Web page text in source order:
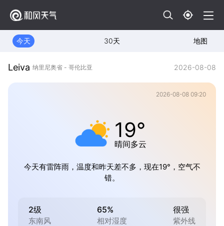
今天 30天 地图
Leiva 纳里尼奥省 - 哥伦比亚 2026-08-08
2026-08-08 09:20
19°
晴间多云
今天有雷阵雨，温度和昨天差不多，现在19°，空气不
错。
2级
东南风
65%
相对湿度
很强
紫外线